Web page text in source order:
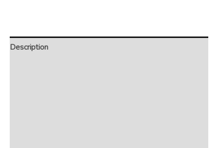
Description